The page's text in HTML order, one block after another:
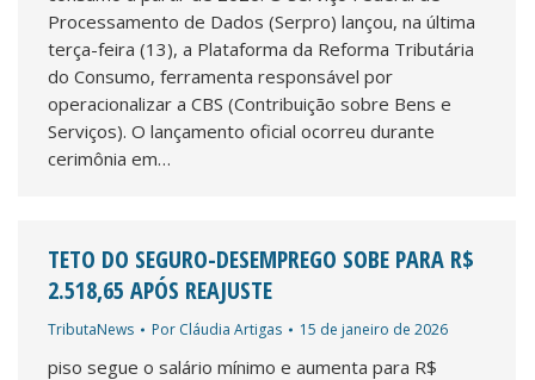
Processamento de Dados (Serpro) lançou, na última
terça-feira (13), a Plataforma da Reforma Tributária
do Consumo, ferramenta responsável por
operacionalizar a CBS (Contribuição sobre Bens e
Serviços). O lançamento oficial ocorreu durante
cerimônia em…
TETO DO SEGURO-DESEMPREGO SOBE PARA R$
2.518,65 APÓS REAJUSTE
TributaNews Por Cláudia Artigas 15 de janeiro de 2026
piso segue o salário mínimo e aumenta para R$